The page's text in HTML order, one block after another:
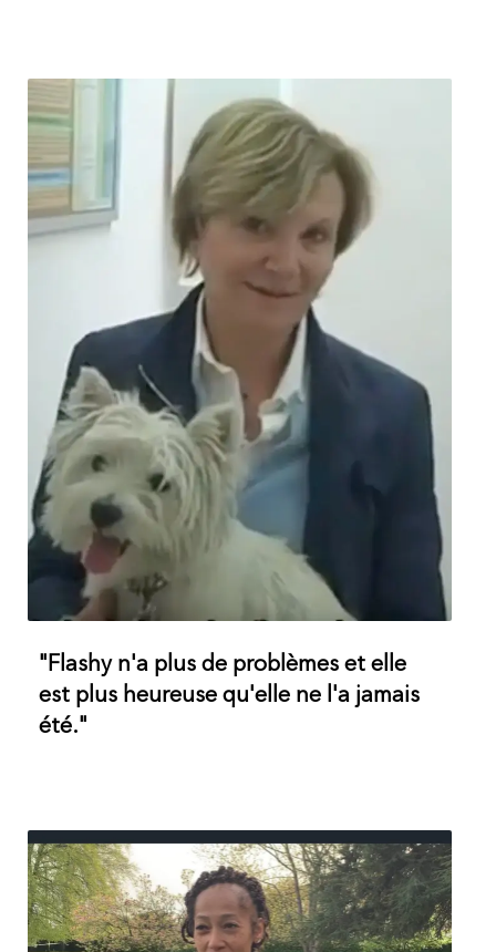
"Flashy n'a plus de problèmes et elle
est plus heureuse qu'elle ne l'a jamais
été."